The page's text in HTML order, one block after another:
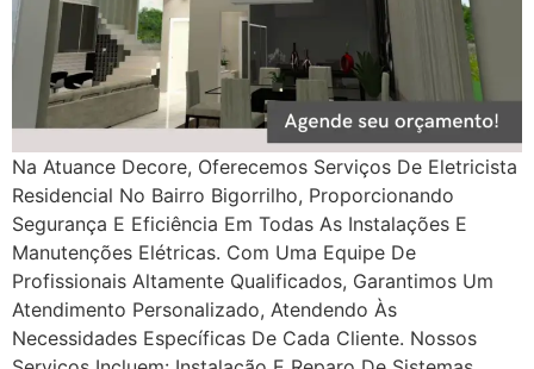
Na Atuance Decore, Oferecemos Serviços De Eletricista
Residencial No Bairro Bigorrilho, Proporcionando
Segurança E Eficiência Em Todas As Instalações E
Manutenções Elétricas. Com Uma Equipe De
Profissionais Altamente Qualificados, Garantimos Um
Atendimento Personalizado, Atendendo Às
Necessidades Específicas De Cada Cliente. Nossos